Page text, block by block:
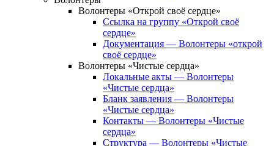
Волонтеры «Открой своё сердце»
Ссылка на группу «Открой своё
сердце»
Документация — Волонтеры «открой
своё сердце»
Волонтеры «Чистые сердца»
Локальные акты — Волонтеры
«Чистые сердца»
Бланк заявления — Волонтеры
«Чистые сердца»
Контакты — Волонтеры «Чистые
сердца»
Структура — Волонтеры «Чистые